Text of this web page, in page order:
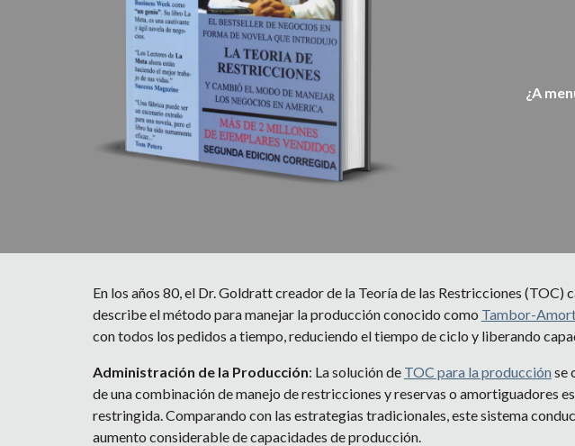
¿A
En los años 80, el Dr. Goldratt creador de la Teoría de las Restricciones (TOC)
describe el método para manejar la producción conocido como Tambor-
con todos los pedidos a tiempo, reduciendo el tiempo de ciclo y liberando
Administración de la Producción: La solución de TOC para la producción se
de una combinación de manejo de restricciones y reservas o amortiguadores
restringida. Comparando con las estrategias tradicionales, este sistema
aumento considerable de capacidades de producción.